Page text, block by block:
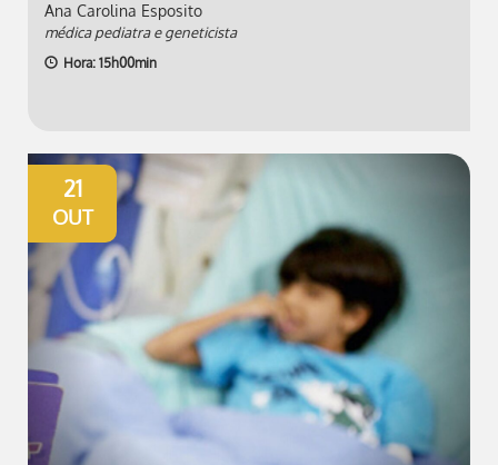
Ana Carolina Esposito
médica pediatra e geneticista
Hora: 15h00min
21
OUT